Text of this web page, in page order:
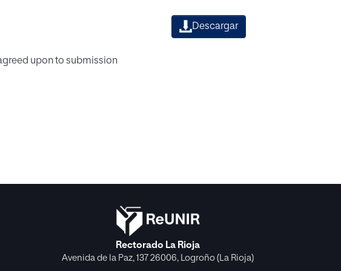
upon to submission
Descargar
Rectorado La Rioja
Avenida de la Paz, 137 26006, Logroño (La Rioja)